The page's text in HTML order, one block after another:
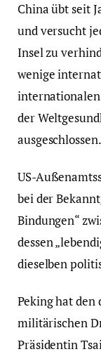
China übt seit
und versucht
Insel zu
wenige
internationalen
der
ausgeschlossen.
US-
bei der
Bindungen“
dessen
dieselben
Peking hat
militärischen
Präsidentin